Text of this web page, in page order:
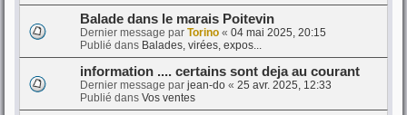
Balade dans le marais Poitevin
Dernier message par Torino « 04 mai 2025, 20:15
Publié dans Balades, virées, expos...
information .... certains sont deja au courant
Dernier message par jean-do « 25 avr. 2025, 12:33
Publié dans Vos ventes